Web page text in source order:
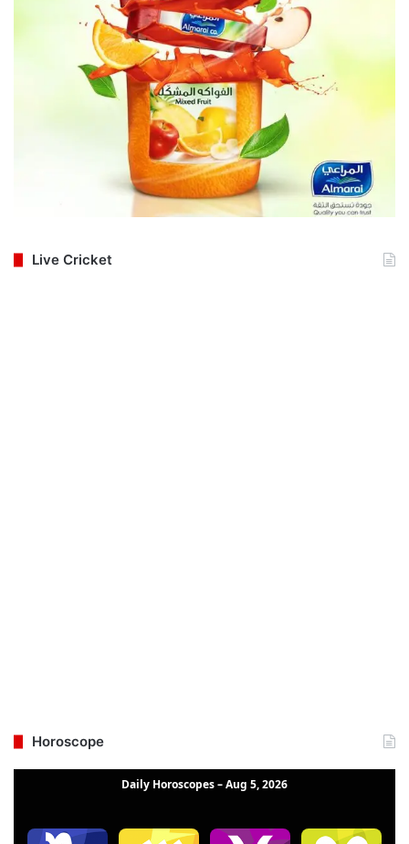
Live Cricket
Horoscope